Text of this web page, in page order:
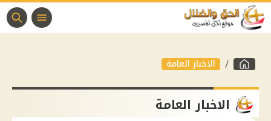
الاخبار العامة
الاخبار العامة